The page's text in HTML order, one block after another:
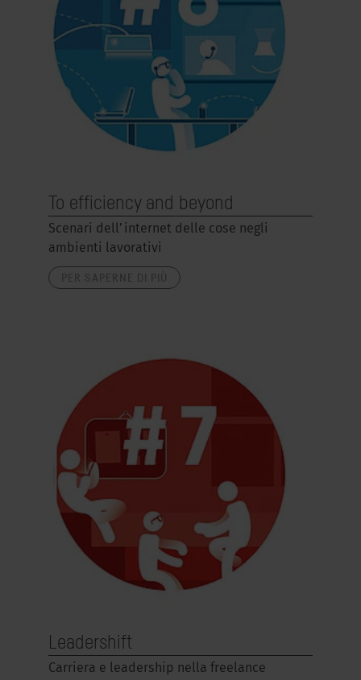
To efficiency and beyond
Scenari dell’internet delle cose negli
ambienti lavorativi
Leadershift
Carriera e leadership nella freelance